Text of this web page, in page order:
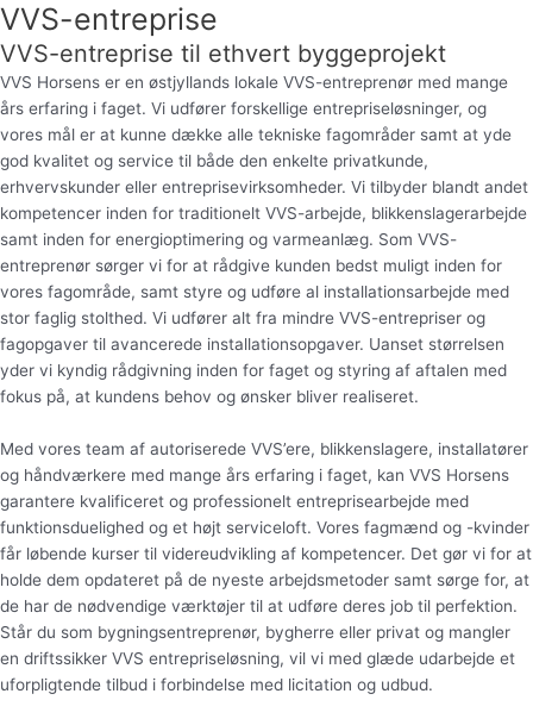
VVS-entreprise
VVS-entreprise til ethvert byggeprojekt
VVS Horsens er en østjyllands lokale VVS-entreprenør med mange
års erfaring i faget. Vi udfører forskellige entrepriseløsninger, og
vores mål er at kunne dække alle tekniske fagområder samt at yde
god kvalitet og service til både den enkelte privatkunde,
erhvervskunder eller entreprisevirksomheder. Vi tilbyder blandt andet
kompetencer inden for traditionelt VVS-arbejde, blikkenslagerarbejde
samt inden for energioptimering og varmeanlæg. Som VVS-
entreprenør sørger vi for at rådgive kunden bedst muligt inden for
vores fagområde, samt styre og udføre al installationsarbejde med
stor faglig stolthed. Vi udfører alt fra mindre VVS-entrepriser og
fagopgaver til avancerede installationsopgaver. Uanset størrelsen
yder vi kyndig rådgivning inden for faget og styring af aftalen med
fokus på, at kundens behov og ønsker bliver realiseret.
Med vores team af autoriserede VVS’ere, blikkenslagere, installatører
og håndværkere med mange års erfaring i faget, kan VVS Horsens
garantere kvalificeret og professionelt entreprisearbejde med
funktionsduelighed og et højt serviceloft. Vores fagmænd og -kvinder
får løbende kurser til videreudvikling af kompetencer. Det gør vi for at
holde dem opdateret på de nyeste arbejdsmetoder samt sørge for, at
de har de nødvendige værktøjer til at udføre deres job til perfektion.
Står du som bygningsentreprenør, bygherre eller privat og mangler
en driftssikker VVS entrepriseløsning, vil vi med glæde udarbejde et
uforpligtende tilbud i forbindelse med licitation og udbud.